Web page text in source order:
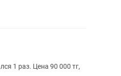
90 000 тг,